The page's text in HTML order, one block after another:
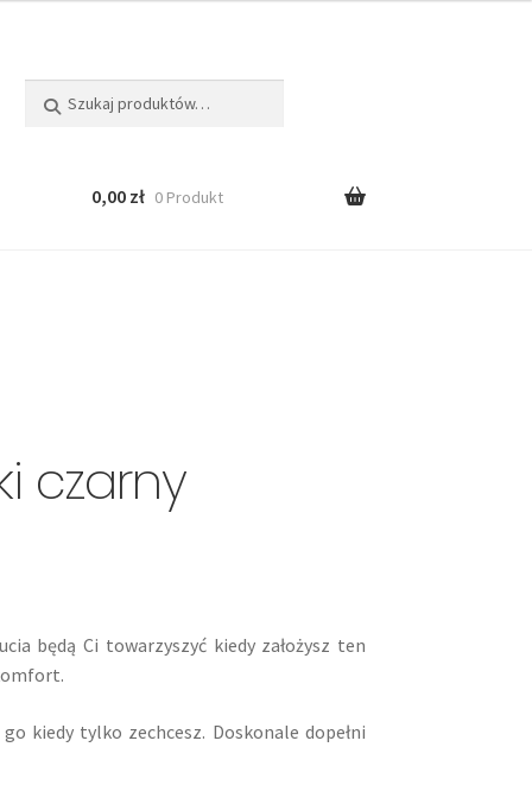
0,00 zł 0 Produkt
czarny
będą Ci towarzyszyć kiedy założysz ten
kiedy tylko zechcesz. Doskonale dopełni